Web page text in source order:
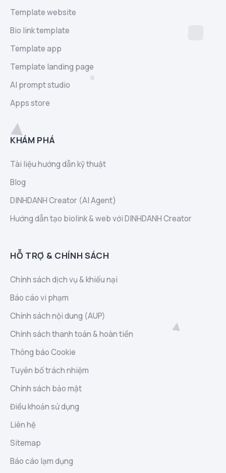
Template website
Bio link template
Template app
Template landing page
AI prompt studio
Apps store
KHÁM PHÁ
Tài liệu hướng dẫn kỹ thuật
Blog
DINHDANH Creator (AI Agent)
Hướng dẫn tạo biolink & web với DINHDANH Creator
HỖ TRỢ & CHÍNH SÁCH
Chính sách dịch vụ & khiếu nại
Báo cáo vi phạm
Chính sách nội dung (AUP)
Chính sách thanh toán & hoàn tiền
Thông báo Cookie
Tuyên bố trách nhiệm
Chính sách bảo mật
Điều khoản sử dụng
Liên hệ
Sitemap
Báo cáo lạm dụng